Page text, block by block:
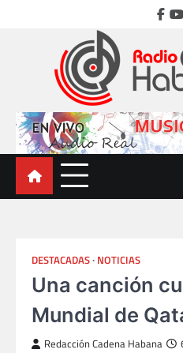
Radio Cadena
Emisora de la Música Cubana
DESTACADAS NOTICIAS
Una canción
Mundial de
Redacción Cadena Habana